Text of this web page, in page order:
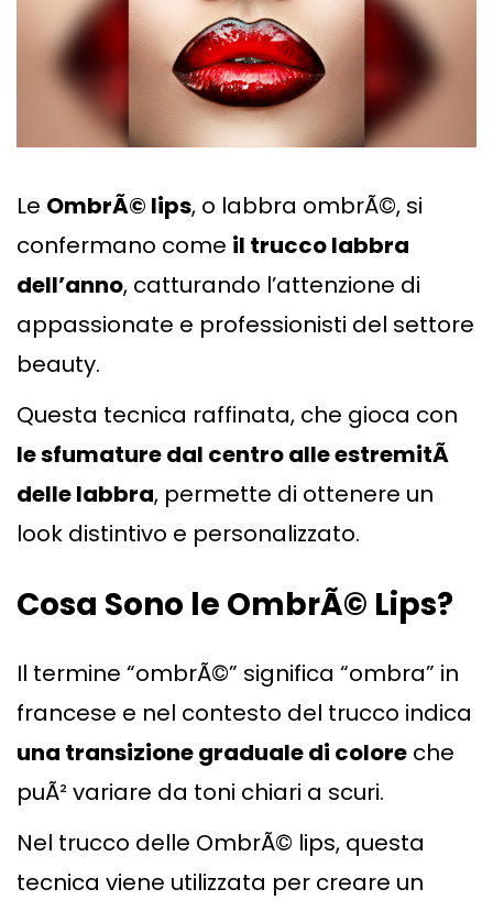
Le OmbrÃ© lips, o labbra ombrÃ©, si
confermano come il trucco labbra
dell’anno, catturando l’attenzione di
appassionate e professionisti del settore
beauty.
Questa tecnica raffinata, che gioca con
le sfumature dal centro alle estremitÃ
delle labbra, permette di ottenere un
look distintivo e personalizzato.
Cosa Sono le OmbrÃ© Lips?
Il termine “ombrÃ©” significa “ombra” in
francese e nel contesto del trucco indica
una transizione graduale di colore che
puÃ² variare da toni chiari a scuri.
Nel trucco delle OmbrÃ© lips, questa
tecnica viene utilizzata per creare un